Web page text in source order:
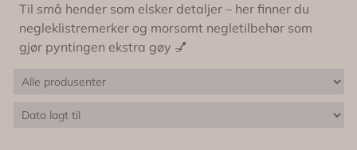
Til små hender som elsker detaljer – her finner du
negleklistremerker og morsomt negletilbehør som
gjør pyntingen ekstra gøy 💅